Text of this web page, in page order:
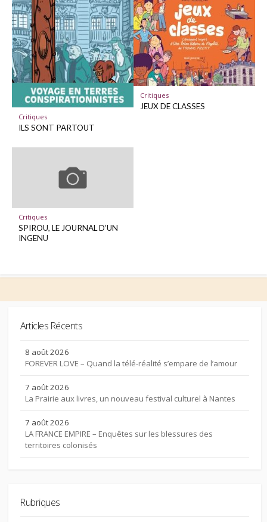
Critiques
ILS SONT PARTOUT
Critiques
JEUX DE CLASSES
Critiques
SPIROU, LE JOURNAL D’UN
INGENU
Articles Récents
8 août 2026
FOREVER LOVE – Quand la télé-réalité s’empare de l’amour
7 août 2026
La Prairie aux livres, un nouveau festival culturel à Nantes
7 août 2026
LA FRANCE EMPIRE – Enquêtes sur les blessures des
territoires colonisés
Rubriques